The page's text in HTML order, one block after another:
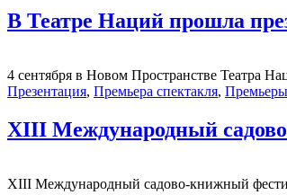
В Театре Наций прошла
4 сентября в Новом Пространстве Театра
Презентация, Премьера спектакля, Премьеры
XIII Международный
XIII Международный садово-книжный